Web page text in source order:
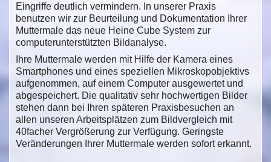
Eingriffe deutlich vermindern. In unserer Praxis
benutzen wir zur Beurteilung und Dokumentation Ihrer
Muttermale das neue Heine Cube System zur
computerunterstützten Bildanalyse.
Ihre Muttermale werden mit Hilfe der Kamera eines
Smartphones und eines speziellen Mikroskopobjektivs
aufgenommen, auf einem Computer ausgewertet und
abgespeichert. Die qualitativ sehr hochwertigen Bilder
stehen dann bei Ihren späteren Praxisbesuchen an
allen unseren Arbeitsplätzen zum Bildvergleich mit
40facher Vergrößerung zur Verfügung. Geringste
Veränderungen Ihrer Muttermale werden sofort erkannt.